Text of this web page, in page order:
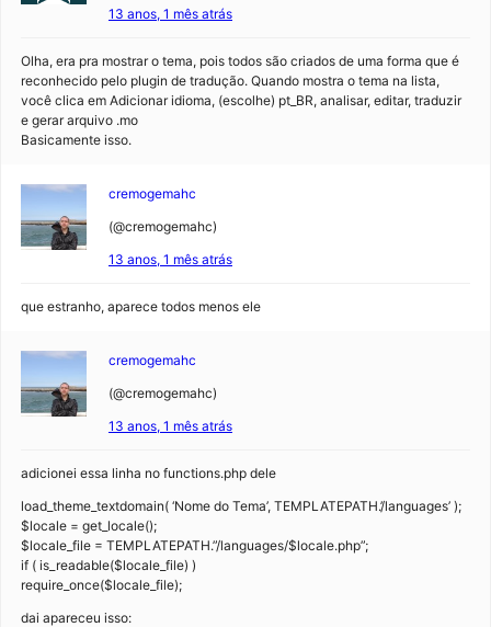
13 anos, 1 mês atrás
Olha, era pra mostrar o tema, pois todos são criados de uma forma que é
reconhecido pelo plugin de tradução. Quando mostra o tema na lista,
você clica em Adicionar idioma, (escolhe) pt_BR, analisar, editar, traduzir
e gerar arquivo .mo
Basicamente isso.
cremogemahc
(@cremogemahc)
13 anos, 1 mês atrás
que estranho, aparece todos menos ele
cremogemahc
(@cremogemahc)
13 anos, 1 mês atrás
adicionei essa linha no functions.php dele
load_theme_textdomain( ‘Nome do Tema’, TEMPLATEPATH.’/languages’ );
$locale = get_locale();
$locale_file = TEMPLATEPATH.”/languages/$locale.php”;
if ( is_readable($locale_file) )
require_once($locale_file);
dai apareceu isso: